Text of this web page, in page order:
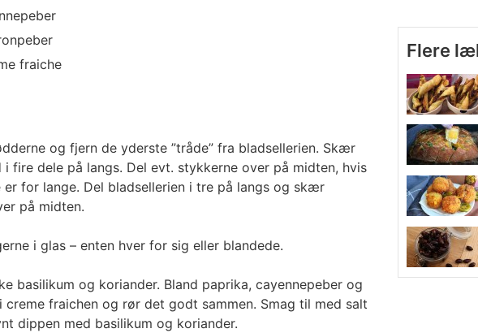
fraiche
og fjern de yderste ”tråde” fra bladsellerien. Skær
i fire dele på langs. Del evt. stykkerne over på midten, hvis
er for lange. Del bladsellerien i tre på langs og skær
på midten.
i glas – enten hver for sig eller blandede.
basilikum og koriander. Bland paprika, cayennepeber og
creme fraichen og rør det godt sammen. Smag til med salt
dippen med basilikum og koriander.
Flere